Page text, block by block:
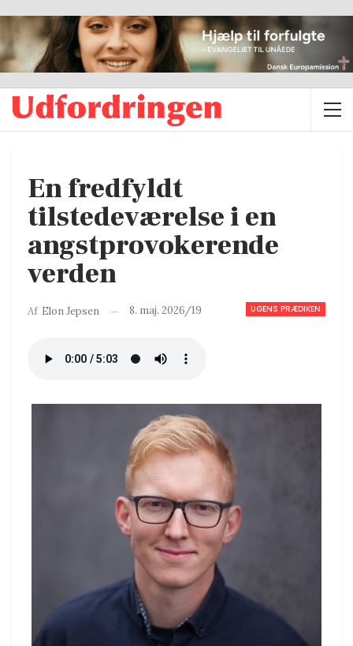
En fredfyldt
tilstedeværelse i en
angstprovokerende
verden
UGENS PRÆDIKEN
Af Elon Jepsen 8. maj. 2026/19